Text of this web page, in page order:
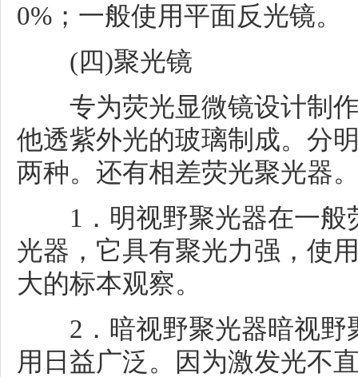
0%；一般使用平面反光镜。
(四)聚光镜
专为荧光显微镜设计制作
他透紫外光的玻璃制成。分
两种。还有相差荧光聚光器
1．明视野聚光器在一般
光器，它具有聚光力强，使
大的标本观察。
2．暗视野聚光器暗视野
用日益广泛。因为激发光不